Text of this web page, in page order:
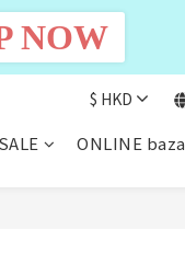
SALE ONLINE
$ HKD
NOW